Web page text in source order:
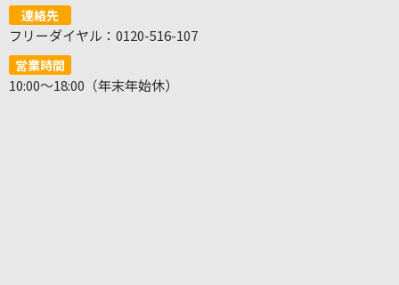
連絡先
フリーダイヤル：0120-516-107
営業時間
10:00～18:00（年末年始休）